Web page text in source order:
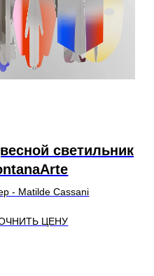
светильник
- Matilde Cassani
ЦЕНУ